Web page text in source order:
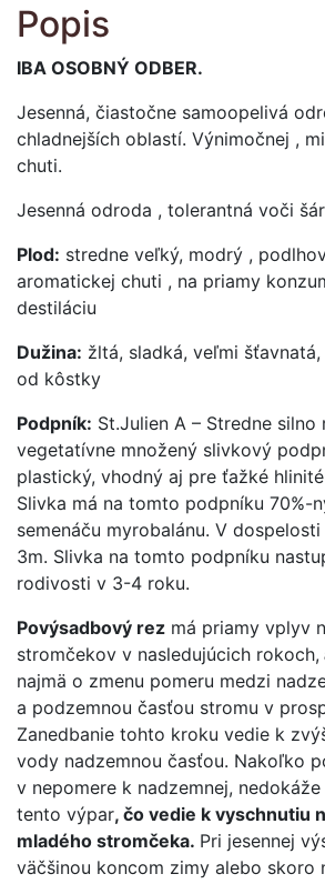
Popis
IBA OSOBNÝ ODBER.
Jesenná, čiastočne samoopelivá
chladnejších oblastí. Výnimočnej ,
chuti.
Jesenná odroda , tolerantná voči
Plod: stredne veľký, modrý ,
aromatickej chuti , na priamy
destiláciu
Dužina: žltá, sladká, veľmi
od kôstky
Podpník: St.Julien A – Stredne silno
vegetatívne množený slivkový
plastický, vhodný aj pre ťažké
Slivka má na tomto podpníku 70%-
semenáču myrobalánu. V
3m. Slivka na tomto podpníku
rodivosti v 3-4 roku.
Povýsadbový rez má priamy vplyv
stromčekov v nasledujúcich rokoch,
najmä o zmenu pomeru medzi
a podzemnou časťou stromu v
Zanedbanie tohto kroku vedie k
vody nadzemnou časťou. Nakoľko
v nepomere k nadzemnej,
tento výpar, čo vedie k vyschnutiu
mladého stromčeka. Pri jesennej
väčšinou koncom zimy alebo skoro